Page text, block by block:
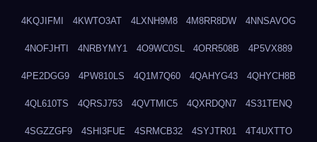
4KQJIFMI 4KWTO3AT 4LXNH9M8 4M8RR8DW 4NNSAVOG
4NOFJHTI 4NRBYMY1 4O9WC0SL 4ORR508B 4P5VX889
4PE2DGG9 4PW810LS 4Q1M7Q60 4QAHYG43 4QHYCH8B
4QL610TS 4QRSJ753 4QVTMIC5 4QXRDQN7 4S31TENQ
4SGZZGF9 4SHI3FUE 4SRMCB32 4SYJTR01 4T4UXTTO